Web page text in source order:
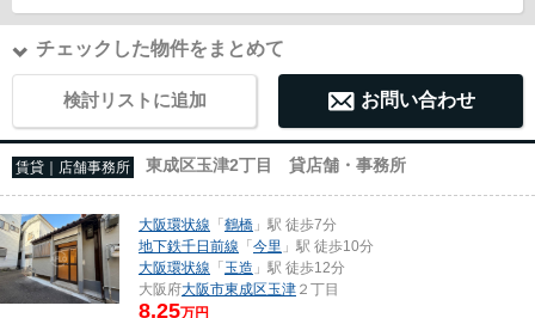
チェックした物件をまとめて
検討リストに追加 お問い合わせ
賃貸｜店舗事務所 東成区玉津2丁目 貸店舗・事務所
大阪環状線 「鶴橋 」駅 徒歩7分
地下鉄千日前線 「今里 」駅 徒歩10分
大阪環状線 「玉造 」駅 徒歩12分
大阪府大阪市東成区玉津 ２丁目
8.25万円